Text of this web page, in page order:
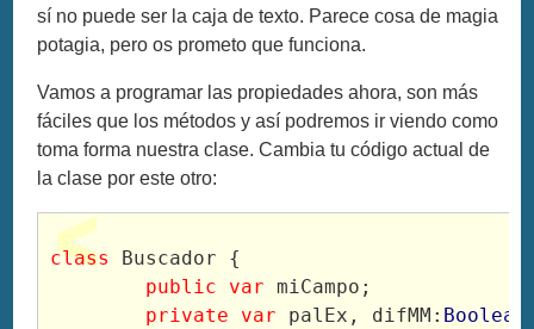
sí no puede ser la caja de texto. Parece cosa de magia
potagia, pero os prometo que funciona.
Vamos a programar las propiedades ahora, son más
fáciles que los métodos y así podremos ir viendo como
toma forma nuestra clase. Cambia tu código actual de
la clase por este otro:
class
Buscador {
public
var miCampo;
private
var palEx, difMM: Boolean